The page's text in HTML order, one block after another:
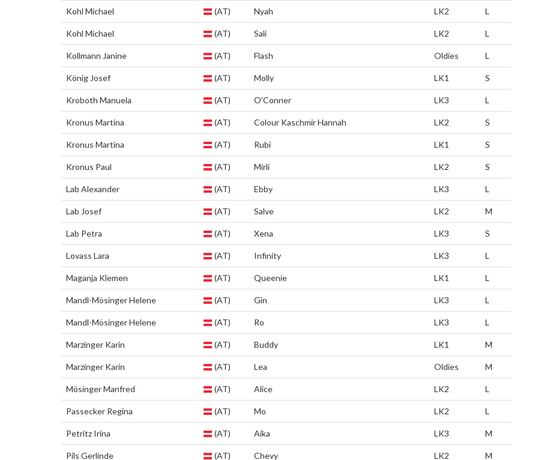
Kohl Michael (AT) Nyah LK2 L
Kohl Michael (AT) Sali LK2 L
Kollmann Janine (AT) Flash Oldies L
König Josef (AT) Molly LK1 S
Kroboth Manuela (AT) O'Conner LK3 L
Kronus Martina (AT) Colour Kaschmir Hannah LK2 S
Kronus Martina (AT) Rubi LK1 S
Kronus Paul (AT) Mirli LK2 S
Lab Alexander (AT) Ebby LK3 L
Lab Josef (AT) Salve LK2 M
Lab Petra (AT) Xena LK3 S
Lovass Lara (AT) Infinity LK3 L
Maganja Klemen (AT) Queenie LK1 L
Mandl-Mösinger Helene (AT) Gin LK3 L
Mandl-Mösinger Helene (AT) Ro LK3 L
Marzinger Karin (AT) Buddy LK1 M
Marzinger Karin (AT) Lea Oldies M
Mösinger Manfred (AT) Alice LK2 L
Passecker Regina (AT) Mo LK2 L
Petritz Irina (AT) Aika LK3 M
Pils Gerlinde (AT) Chevy LK2 M